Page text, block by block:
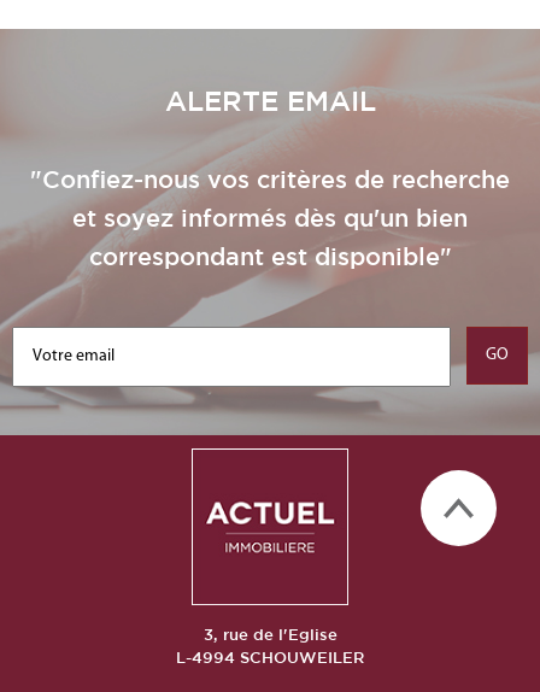
ALERTE EMAIL
"Confiez-nous vos critères de recherche
et soyez informés dès qu'un bien
correspondant est disponible"
3, rue de l'Eglise
L-4994 SCHOUWEILER